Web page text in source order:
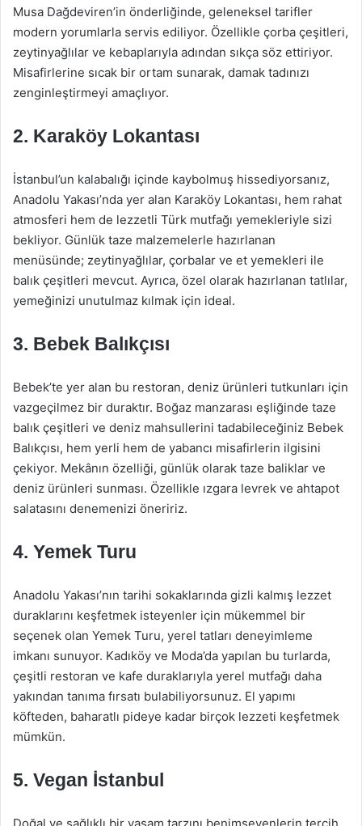
Musa Dağdeviren’in önderliğinde, geleneksel tarifler
modern yorumlarla servis ediliyor. Özellikle çorba çeşitleri,
zeytinyağlılar ve kebaplarıyla adından sıkça söz ettiriyor.
Misafirlerine sıcak bir ortam sunarak, damak tadınızı
zenginleştirmeyi amaçlıyor.
2. Karaköy Lokantası
İstanbul’un kalabalığı içinde kaybolmuş hissediyorsanız,
Anadolu Yakası’nda yer alan Karaköy Lokantası, hem rahat
atmosferi hem de lezzetli Türk mutfağı yemekleriyle sizi
bekliyor. Günlük taze malzemelerle hazırlanan
menüsünde; zeytinyağlılar, çorbalar ve et yemekleri ile
balık çeşitleri mevcut. Ayrıca, özel olarak hazırlanan tatlılar,
yemeğinizi unutulmaz kılmak için ideal.
3. Bebek Balıkçısı
Bebek’te yer alan bu restoran, deniz ürünleri tutkunları için
vazgeçilmez bir duraktır. Boğaz manzarası eşliğinde taze
balık çeşitleri ve deniz mahsullerini tadabileceğiniz Bebek
Balıkçısı, hem yerli hem de yabancı misafirlerin ilgisini
çekiyor. Mekânın özelliği, günlük olarak taze baliklar ve
deniz ürünleri sunması. Özellikle ızgara levrek ve ahtapot
salatasını denemenizi öneririz.
4. Yemek Turu
Anadolu Yakası’nın tarihi sokaklarında gizli kalmış lezzet
duraklarını keşfetmek isteyenler için mükemmel bir
seçenek olan Yemek Turu, yerel tatları deneyimleme
imkanı sunuyor. Kadıköy ve Moda’da yapılan bu turlarda,
çeşitli restoran ve kafe duraklarıyla yerel mutfağı daha
yakından tanıma fırsatı bulabiliyorsunuz. El yapımı
köfteden, baharatlı pideye kadar birçok lezzeti keşfetmek
mümkün.
5. Vegan İstanbul